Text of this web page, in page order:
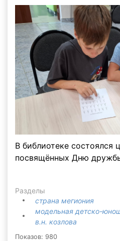
В библиотеке состоялся
посвящённых Дню
Разделы
страна мегиония
модельная детско-
в.н. козлова
Показов: 980